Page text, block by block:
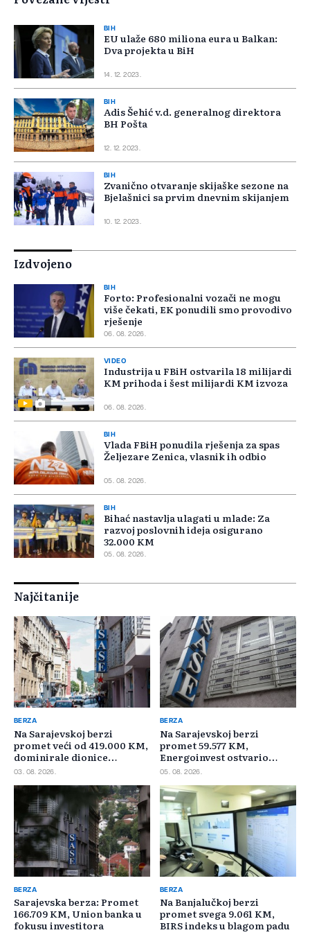
BIH
EU ulaže 680 miliona eura u Balkan:
Dva projekta u BiH
14. 12. 2023.
BIH
Adis Šehić v.d. generalnog direktora
BH Pošta
12. 12. 2023.
BIH
Zvanično otvaranje skijaške sezone na
Bjelašnici sa prvim dnevnim skijanjem
10. 12. 2023.
Izdvojeno
BIH
Forto: Profesionalni vozači ne mogu
više čekati, EK ponudili smo provodivo
rješenje
06. 08. 2026.
VIDEO
Industrija u FBiH ostvarila 18 milijardi
KM prihoda i šest milijardi KM izvoza
06. 08. 2026.
BIH
Vlada FBiH ponudila rješenja za spas
Željezare Zenica, vlasnik ih odbio
05. 08. 2026.
BIH
Bihać nastavlja ulagati u mlade: Za
razvoj poslovnih ideja osigurano
32.000 KM
05. 08. 2026.
Najčitanije
BERZA
Na Sarajevskoj berzi
promet veći od 419.000 KM,
dominirale dionice
Privredne banke Sarajevo
03. 08. 2026.
BERZA
Na Sarajevskoj berzi
promet 59.577 KM,
Energoinvest ostvario
najveći promet
05. 08. 2026.
BERZA
Sarajevska berza: Promet
166.709 KM, Union banka u
fokusu investitora
BERZA
Na Banjalučkoj berzi
promet svega 9.061 KM,
BIRS indeks u blagom padu